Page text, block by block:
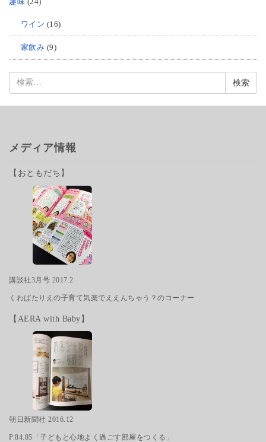
ワイン (16)
家飲み (9)
メディア情報
【おともだち】
講談社3月号 2017.2
くわばたりえの子育て気楽でええんちゃう？のコーナー
【AERA with Baby】
朝日新聞社 2016.12
P.84.85「子どもと心地よく過ごす部屋をつくる」